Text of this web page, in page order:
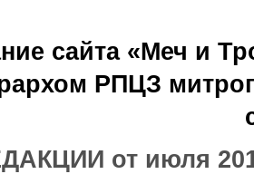
сайта «Меч и
РПЦЗ
от июля